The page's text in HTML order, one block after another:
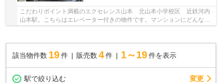
こだわりポイント満載のエクセレンス山本 北山本小学校区 近鉄河内
山本駅。こちらはエレベーター付きの物件です。マンションにどんな人
該当物件数 19件 販売数 4 件 1～19 件を表示
駅で絞り込む 変更